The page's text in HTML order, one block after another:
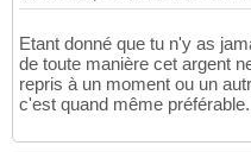
Etant donné que tu n'y as
de toute manière cet argent
repris à un moment ou un
c'est quand même préférable.